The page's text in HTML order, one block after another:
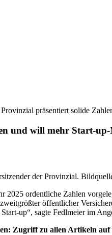
Provinzial präsentiert solide
und will mehr Start-
der Provinzial.
ordentliche Zahlen
öffentlicher
up“, sagte Fedlmeier im
Zugriff zu allen Artikeln auf